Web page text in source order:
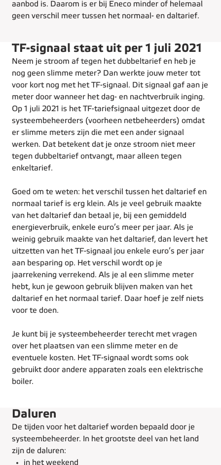
aanbod is. Daarom is er bij Eneco minder of helemaal
geen verschil meer tussen het normaal- en daltarief.
TF-signaal staat uit per 1 juli 2021
Neem je stroom af tegen het dubbeltarief en heb je
nog geen slimme meter? Dan werkte jouw meter tot
voor kort nog met het TF-signaal. Dit signaal gaf aan je
meter door wanneer het dag- en nachtverbruik inging.
Op 1 juli 2021 is het TF-tariefsignaal uitgezet door de
systeembeheerders (voorheen netbeheerders) omdat
er slimme meters zijn die met een ander signaal
werken. Dat betekent dat je onze stroom niet meer
tegen dubbeltarief ontvangt, maar alleen tegen
enkeltarief.
Goed om te weten: het verschil tussen het daltarief en
normaal tarief is erg klein. Als je veel gebruik maakte
van het daltarief dan betaal je, bij een gemiddeld
energieverbruik, enkele euro’s meer per jaar. Als je
weinig gebruik maakte van het daltarief, dan levert het
uitzetten van het TF-signaal jou enkele euro’s per jaar
aan besparing op. Het verschil wordt op je
jaarrekening verrekend. Als je al een slimme meter
hebt, kun je gewoon gebruik blijven maken van het
daltarief en het normaal tarief. Daar hoef je zelf niets
voor te doen.
Je kunt bij je systeembeheerder terecht met vragen
over het plaatsen van een slimme meter en de
eventuele kosten. Het TF-signaal wordt soms ook
gebruikt door andere apparaten zoals een elektrische
boiler.
Daluren
De tijden voor het daltarief worden bepaald door je
systeembeheerder. In het grootste deel van het land
zijn de daluren:
in het weekend